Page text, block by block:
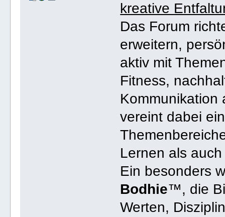
kreative
Das Forum
erweitern,
aktiv mit
Fitness,
Kommunikation
vereint dabei
Lernen als
Ein besonders
Bodhie™, die
Werten,